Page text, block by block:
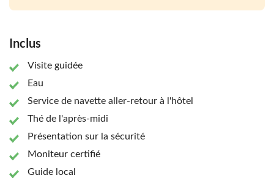
sans fin de l'autre.
Pendant que vos chameaux se déplacent, gardez un œil sur
la faune locale. Leur rythme lent offre de nombreuses
occasions d'apercevoir les petits habitants du désert,
comme les lézards, et la flore résiliente du désert.
Inclus
Visite guidée
Eau
Service de navette aller-retour à l'hôtel
Thé de l'après-midi
Présentation sur la sécurité
Moniteur certifié
Guide local